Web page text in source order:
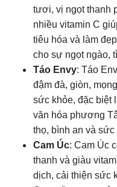
tươi, vị ngọt thanh
nhiều vitamin C
tiêu hóa và làm
cho sự ngọt ngào,
Táo Envy: Táo
đậm đà, giòn,
sức khỏe, đặc biệt
văn hóa phương
thọ, bình an và sức
Cam Úc: Cam Úc
thanh và giàu
dịch, cải thiện sức